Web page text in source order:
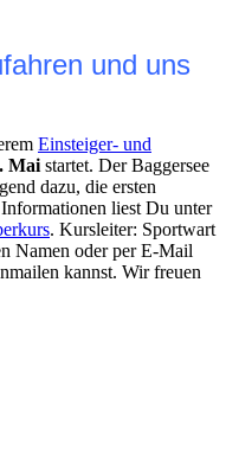
und uns
Einsteiger- und
Mai startet. Der Baggersee
dazu, die ersten
liest Du unter
. Kursleiter: Sportwart
Namen oder per E-Mail
kannst. Wir freuen